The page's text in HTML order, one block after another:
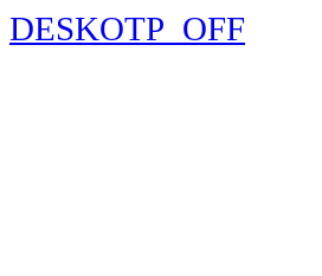
DESKOTP_OFF